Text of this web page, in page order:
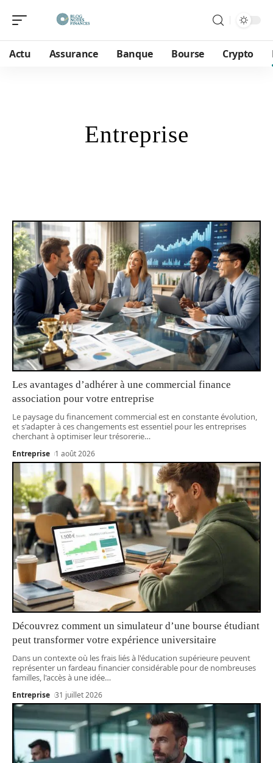
Actu Assurance Banque Bourse Crypto
Entreprise
Les avantages d’adhérer à une commercial finance
association pour votre entreprise
Le paysage du financement commercial est en constante évolution,
et s'adapter à ces changements est essentiel pour les entreprises
cherchant à optimiser leur trésorerie…
Entreprise 1 août 2026
Découvrez comment un simulateur d’une bourse étudiant
peut transformer votre expérience universitaire
Dans un contexte où les frais liés à l'éducation supérieure peuvent
représenter un fardeau financier considérable pour de nombreuses
familles, l'accès à une idée…
Entreprise 31 juillet 2026